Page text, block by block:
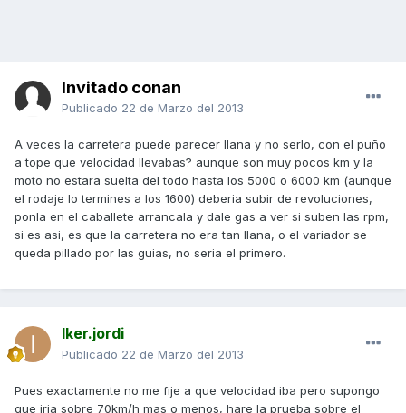
Invitado conan
Publicado 22 de Marzo del 2013
A veces la carretera puede parecer llana y no serlo, con el puño
a tope que velocidad llevabas? aunque son muy pocos km y la
moto no estara suelta del todo hasta los 5000 o 6000 km (aunque
el rodaje lo termines a los 1600) deberia subir de revoluciones,
ponla en el caballete arrancala y dale gas a ver si suben las rpm,
si es asi, es que la carretera no era tan llana, o el variador se
queda pillado por las guias, no seria el primero.
Iker.jordi
Publicado 22 de Marzo del 2013
Pues exactamente no me fije a que velocidad iba pero supongo
que iria sobre 70km/h mas o menos, hare la prueba sobre el